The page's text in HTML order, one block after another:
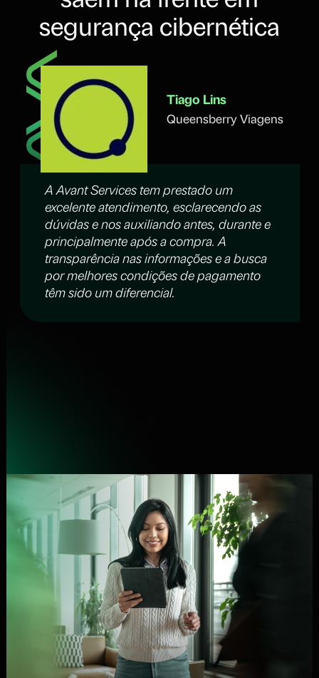
segurança cibernética
Tiago Lins
Queensberry Viagens
A Avant Services tem prestado um
excelente atendimento, esclarecendo as
dúvidas e nos auxiliando antes, durante e
principalmente após a compra. A
transparência nas informações e a busca
por melhores condições de pagamento
têm sido um diferencial.